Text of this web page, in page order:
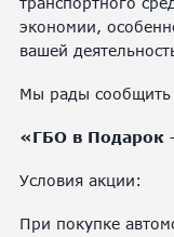
экономии,
вашей
Мы рады
«ГБО в Подарок
Условия акции:
При покупке